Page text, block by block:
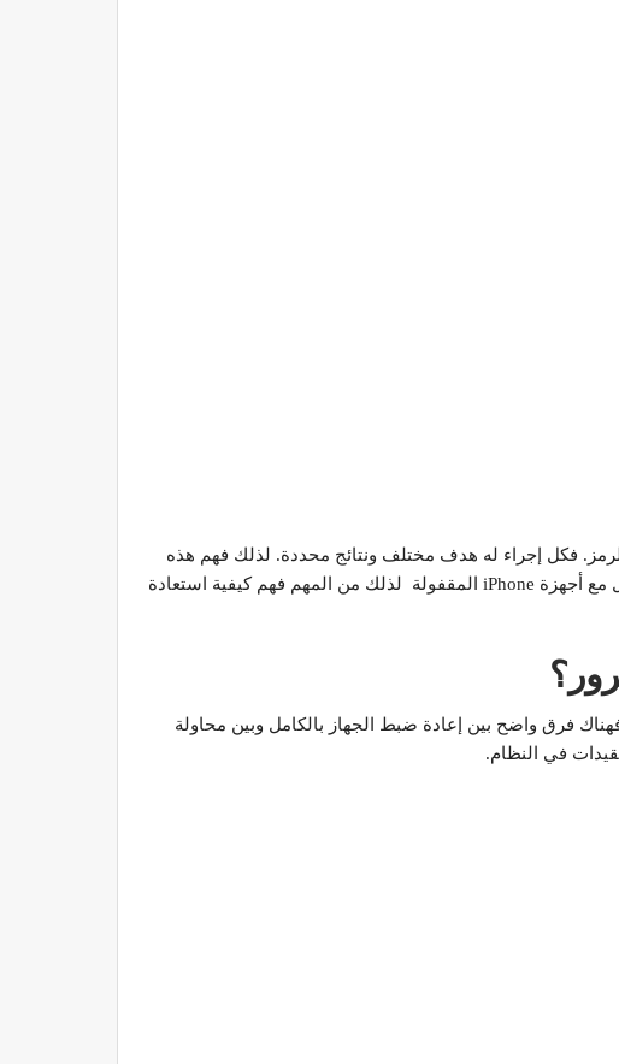
فكل إجراء له هدف مختلف ونتائج محددة. لذلك فهم هذه
الفروقات يساعد على اختيار الحل الصحيح دون فقدان البيانات أو إحداث مشاكل إضافية في النظام. خاصة عند التعامل مع أجهزة iPhone المقفولة لذلك من المهم فهم كيفية استعادة
فرق واضح بين إعادة ضبط الجهاز بالكامل وبين محاولة
في النظام.